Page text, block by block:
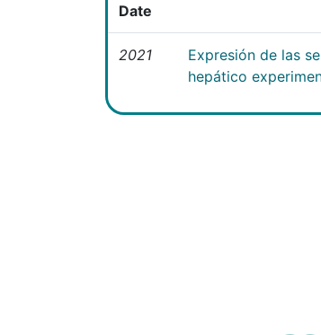
Date
2021
Expresión de las
hepático